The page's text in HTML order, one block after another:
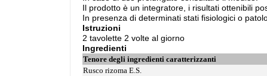
Il prodotto è un integratore, i risultati ottenibili
In presenza di determinati stati fisiologici o
Istruzioni
2 tavolette 2 volte al giorno
Ingredienti
Tenore degli ingredienti caratterizzanti
Rusco rizoma E.S.